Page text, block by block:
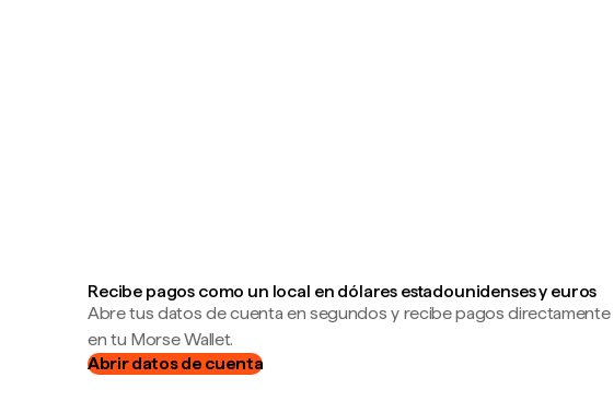
Recibe pagos como un local en dólares estadounidenses y euros
Abre tus datos de cuenta en segundos y recibe pagos directamente
en tu Morse Wallet.
Abrir datos de cuenta